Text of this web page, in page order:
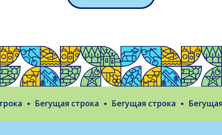
Бегущая строка Бегущая строка Бегущая